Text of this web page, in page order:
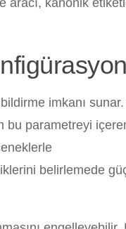
aracı, kanonik
imkanı
bu parametreyi
belirlemede